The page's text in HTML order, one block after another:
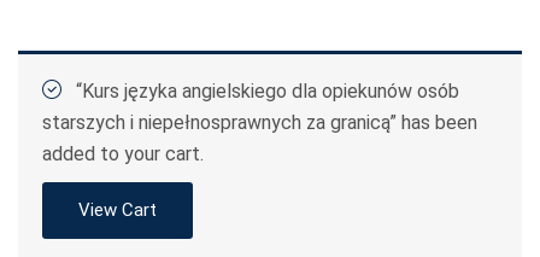
View Cart
“Kurs języka angielskiego dla opiekunów osób
starszych i niepełnosprawnych za granicą” has been
added to your cart.